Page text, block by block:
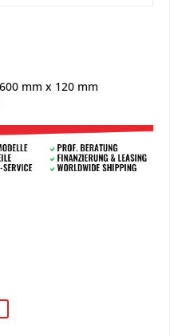
600 mm x 120 mm